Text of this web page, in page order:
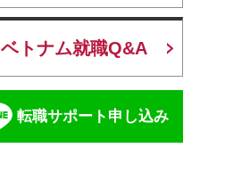
ベトナム就職Q&A
転職サポート申し込み